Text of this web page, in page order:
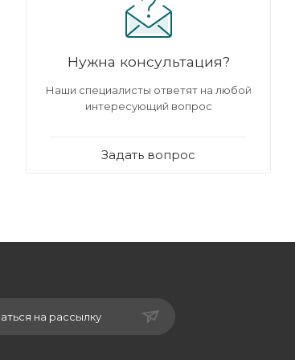
Нужна консультация?
Наши специалисты ответят на любой
интересующий вопрос
Задать вопрос
на рассылку